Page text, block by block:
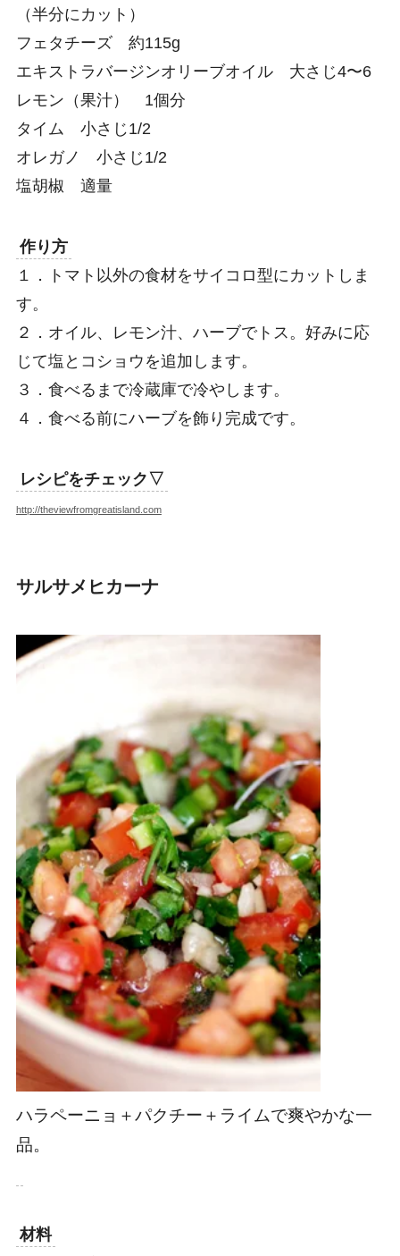
（半分にカット）
フェタチーズ 約115g
エキストラバージンオリーブオイル 大さじ4〜6
レモン（果汁） 1個分
タイム 小さじ1/2
オレガノ 小さじ1/2
塩胡椒 適量
作り方
１．トマト以外の食材をサイコロ型にカットしま
す。
２．オイル、レモン汁、ハーブでトス。好みに応
じて塩とコショウを追加します。
３．食べるまで冷蔵庫で冷やします。
４．食べる前にハーブを飾り完成です。
レシピをチェック▽
http://theviewfromgreatisland.com
サルサメヒカーナ
ハラペーニョ＋パクチー＋ライムで爽やかな一
品。
材料